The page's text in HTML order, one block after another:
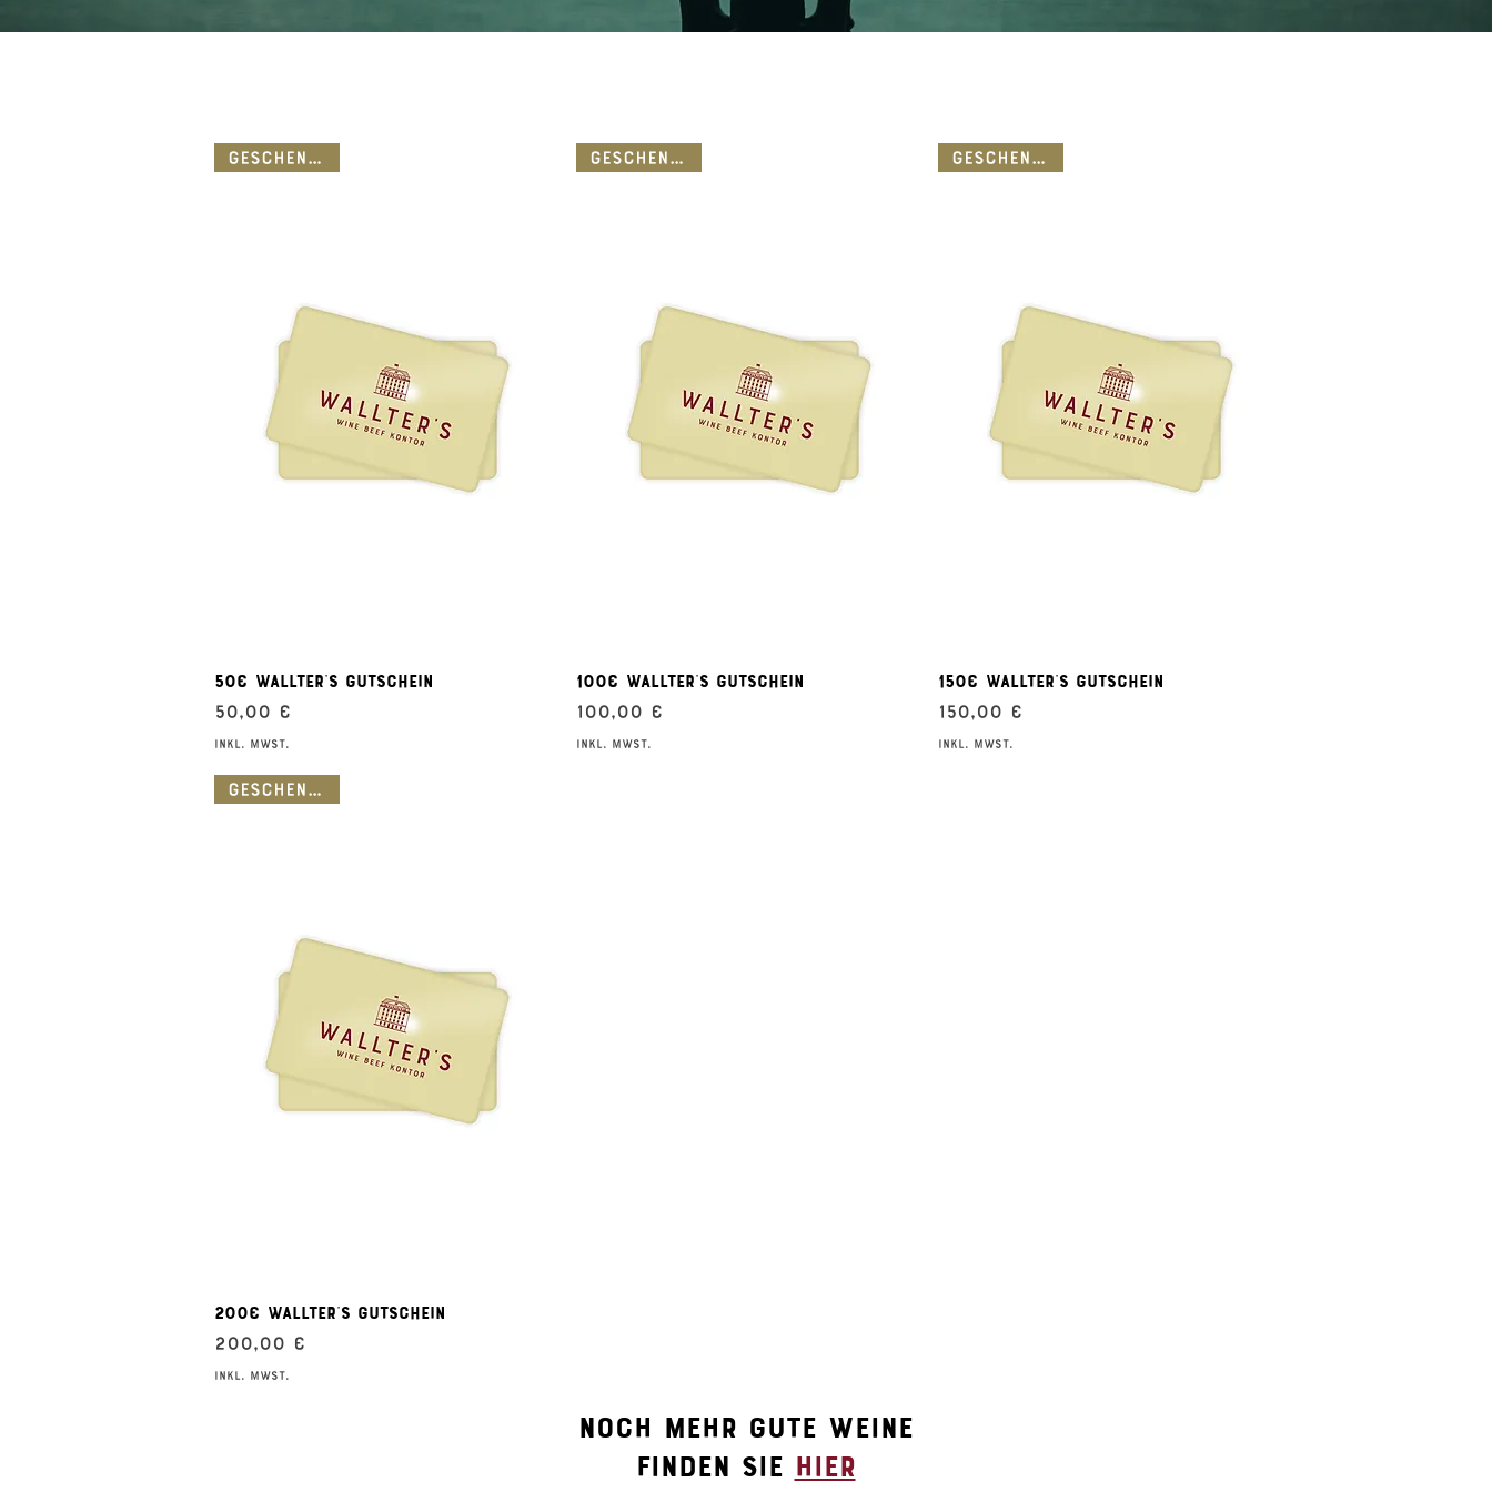
Schnellansicht
Geschenkidee
50€ Wallter's Gutschein
Preis
50,00 €
inkl. MwSt.
Schnellansicht
Geschenkidee
100€ Wallter's Gutschein
Preis
100,00 €
inkl. MwSt.
Schnellansicht
Geschenkidee
150€ Wallter's Gutschein
Preis
150,00 €
inkl. MwSt.
Schnellansicht
Geschenkidee
200€ Wallter's Gutschein
Preis
200,00 €
inkl. MwSt.
Noch mehr gute weine
finden sie hier